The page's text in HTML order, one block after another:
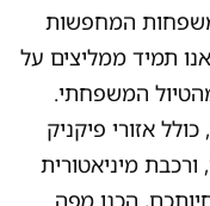
המחפשות
תמיד ממליצים על
המשפחתי.
אזורי פיקניק
מיניאטורית
הכנו מפה